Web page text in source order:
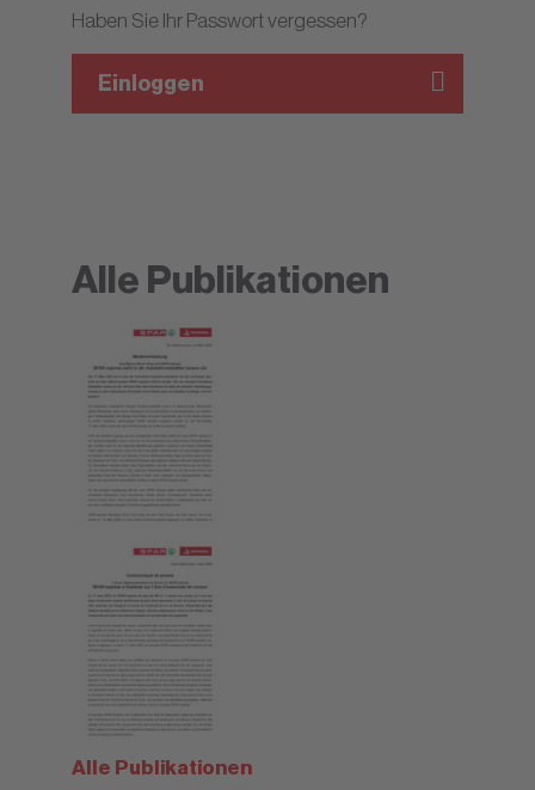
Haben Sie Ihr Passwort vergessen?
Einloggen
Alle Publikationen
Alle Publikationen